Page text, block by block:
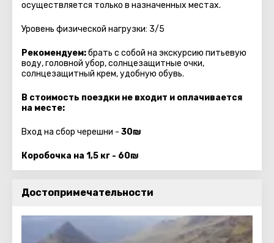
осуществляется только в назначенных местах.
Уровень физической нагрузки: 3/5
Рекомендуем:брать с собой на экскурсию питьевую
воду, головной убор, солнцезащитные очки,
солнцезащитный крем, удобную обувь.
В стоимость поездки не входит и оплачивается
на месте:
Вход на сбор черешни - 30₪
Коробочка на 1,5 кг - 60₪
Достопримечательности